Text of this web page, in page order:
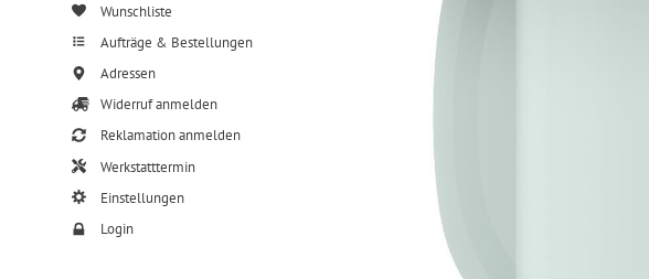
Wunschliste
Aufträge & Bestellungen
Adressen
Widerruf anmelden
Reklamation anmelden
Werkstatttermin
Einstellungen
Login